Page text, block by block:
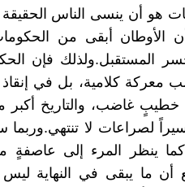
هو أن ينسى الناس الحقيقة
الأوطان أبقى من
المستقبل.ولذلك فإن
كلامية، بل في إنقاذ
غاضب، والتاريخ أكبر
لصراعات لا تنتهي.وربما
كما ينظر المرء إلى
ما يبقى في النهاية ليس